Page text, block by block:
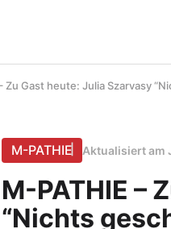
Zu Gast heute: Julia Szarvasy
M-PATHIE Aktualisiert am
M-PATHIE –
“Nichts